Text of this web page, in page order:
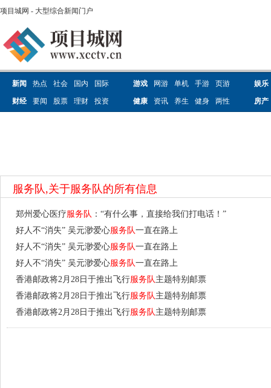
项目城网 - 大型综合新闻门户
新闻 热点 社会 国内 国际
财经 要闻 股票 理财 投资
游戏 网游 单机 手游 页游
健康 资讯 养生 健身 两性
娱乐
房产
服务队,关于服务队的所有信息
郑州爱心医疗服务队 ：“有什么事，直接给我们打电话！”
好人不“消失” 吴元渺爱心服务队一直在路上
好人不“消失” 吴元渺爱心服务队一直在路上
好人不“消失” 吴元渺爱心服务队一直在路上
香港邮政将2月28日于推出飞行服务队主题特别邮票
香港邮政将2月28日于推出飞行服务队主题特别邮票
香港邮政将2月28日于推出飞行服务队主题特别邮票